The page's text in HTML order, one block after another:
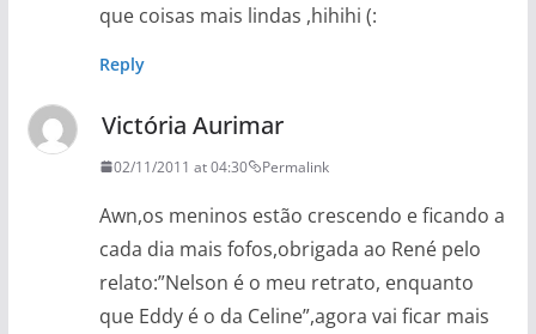
que coisas mais lindas ,hihihi (:
Reply
Victória Aurimar
02/11/2011 at 04:30 Permalink
Awn,os meninos estão crescendo e ficando a
cada dia mais fofos,obrigada ao René pelo
relato:”Nelson é o meu retrato, enquanto
que Eddy é o da Celine”,agora vai ficar mais